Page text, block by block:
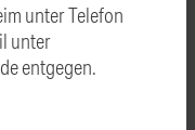
unter Telefon
unter
entgegen.